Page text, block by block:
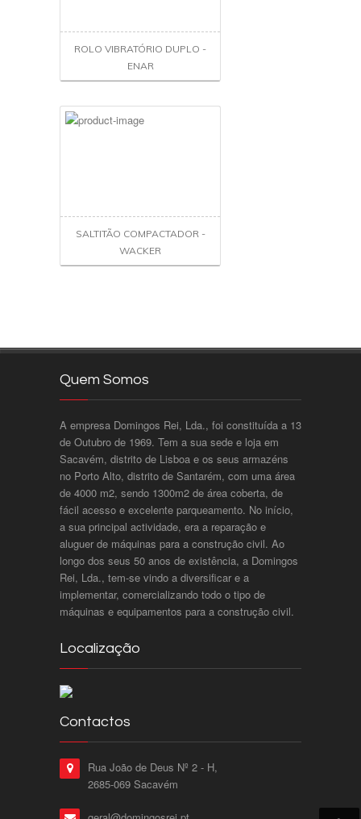
ROLO VIBRATÓRIO DUPLO -
ENAR
SALTITÃO COMPACTADOR -
WACKER
Quem Somos
A empresa Domingos Rei, Lda., foi constituída a 13
de Outubro de 1969. Tem a sua sede e loja em
Sacavém, distrito de Lisboa e os seus armazéns
no Porto Alto, distrito de Santarém, com uma área
de 4000 m2, sendo 1300m2 de área coberta, de
fácil acesso e excelente parqueamento. No início,
a sua principal actividade, era a reparação e
aluguer de máquinas para a construção civil. Ao
longo dos seus 50 anos de existência, a Domingos
Rei, Lda., tem-se vindo a diversificar e a
implementar, comercializando todo o tipo de
máquinas e equipamentos para a construção civil.
Localização
Contactos
Rua João de Deus Nº 2 - H,
2685-069 Sacavém